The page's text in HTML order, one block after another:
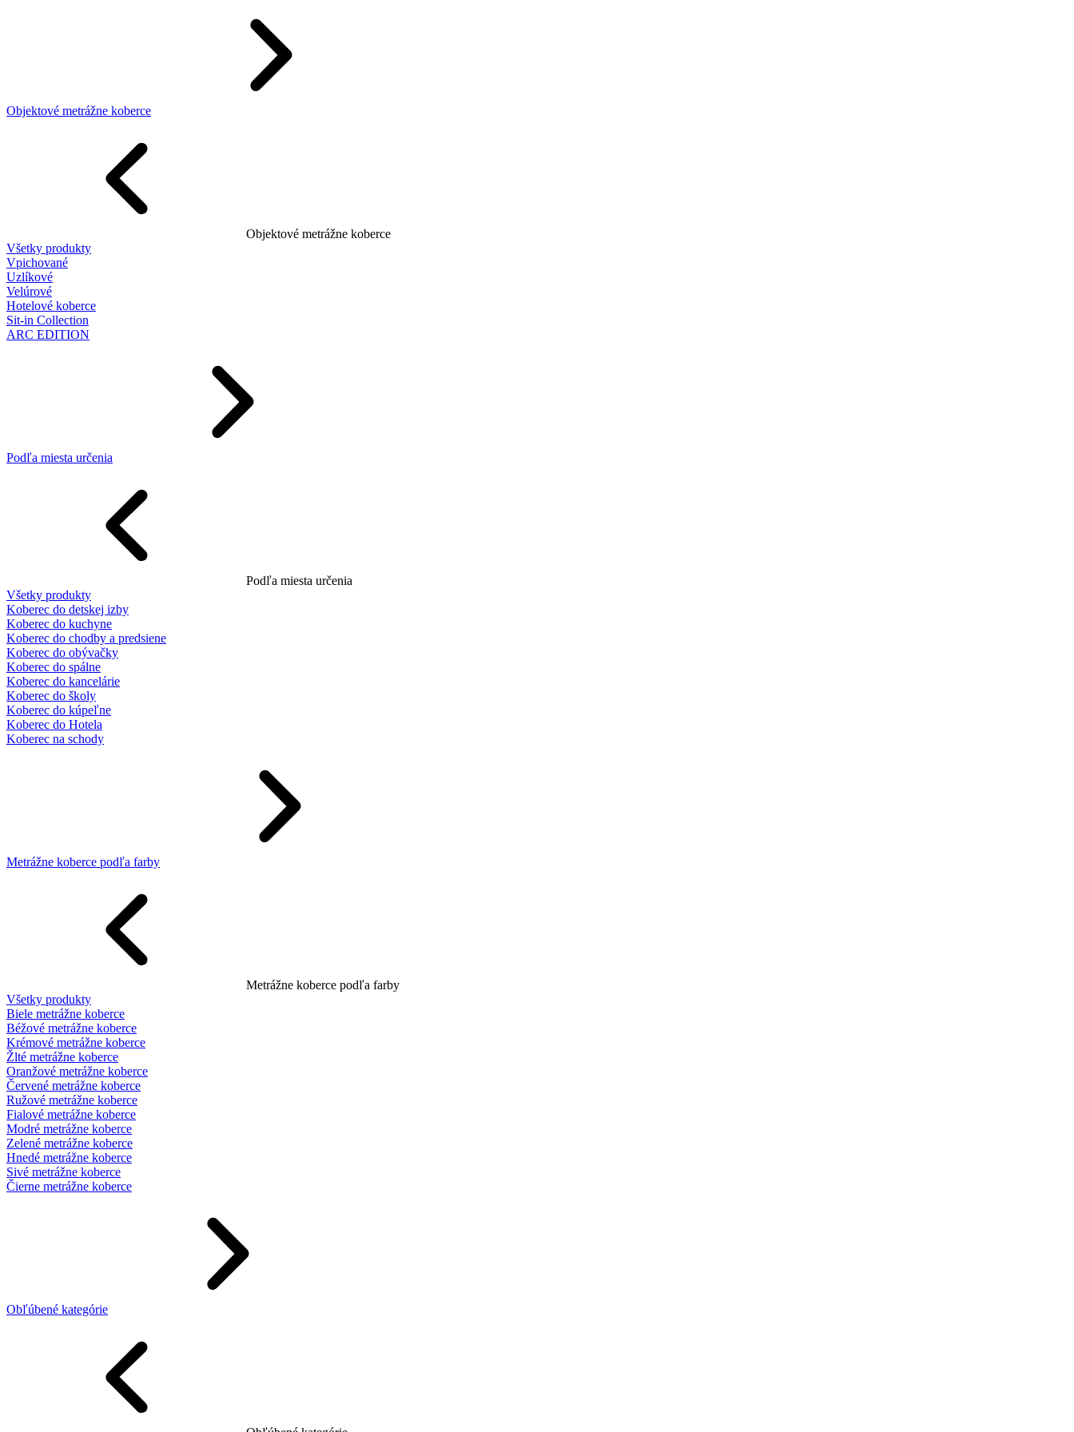
Objektové metrážne koberce
Objektové metrážne koberce
Všetky produkty
Vpichované
Uzlíkové
Velúrové
Hotelové koberce
Sit-in Collection
ARC EDITION
Podľa miesta určenia
Podľa miesta určenia
Všetky produkty
Koberec do detskej izby
Koberec do kuchyne
Koberec do chodby a predsiene
Koberec do obývačky
Koberec do spálne
Koberec do kancelárie
Koberec do školy
Koberec do kúpeľne
Koberec do Hotela
Koberec na schody
Metrážne koberce podľa farby
Metrážne koberce podľa farby
Všetky produkty
Biele metrážne koberce
Béžové metrážne koberce
Krémové metrážne koberce
Žlté metrážne koberce
Oranžové metrážne koberce
Červené metrážne koberce
Ružové metrážne koberce
Fialové metrážne koberce
Modré metrážne koberce
Zelené metrážne koberce
Hnedé metrážne koberce
Sivé metrážne koberce
Čierne metrážne koberce
Obľúbené kategórie